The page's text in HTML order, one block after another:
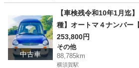
中古車
【車検残令和10年1月迄
種】オートマ４ナンバー
253,800円
その他
88,785km
横須賀駅